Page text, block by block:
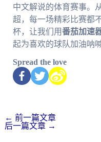
中文解说的体育赛事。
超，每一场精彩比赛都
杯，让我们用番茄加速
起为喜欢的球队加油呐喊
Spread the love
← 前一篇文章
后一篇文章 →